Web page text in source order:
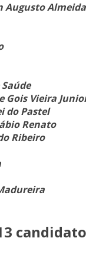
Augusto
Gois Vieira
do Pastel
Renato
Ribeiro